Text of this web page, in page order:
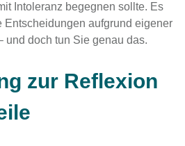
Intoleranz begegnen sollte. Es
Entscheidungen aufgrund eigener
und doch tun Sie genau das.
zur Reflexion